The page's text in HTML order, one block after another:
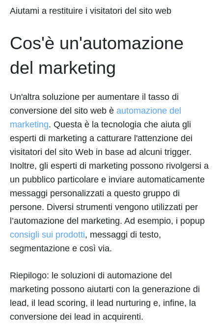
Aiutami a restituire i visitatori del sito web
Cos'è un'automazione
del marketing
Un'altra soluzione per aumentare il tasso di
conversione del sito web è automazione del
marketing. Questa è la tecnologia che aiuta gli
esperti di marketing a catturare l'attenzione dei
visitatori del sito Web in base ad alcuni trigger.
Inoltre, gli esperti di marketing possono rivolgersi a
un pubblico particolare e inviare automaticamente
messaggi personalizzati a questo gruppo di
persone. Diversi strumenti vengono utilizzati per
l’automazione del marketing. Ad esempio, i popup
consigli sui prodotti, messaggi di testo,
segmentazione e così via.
Riepilogo: le soluzioni di automazione del
marketing possono aiutarti con la generazione di
lead, il lead scoring, il lead nurturing e, infine, la
conversione dei lead in acquirenti.